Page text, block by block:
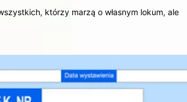
którzy marzą o własnym lokum, ale